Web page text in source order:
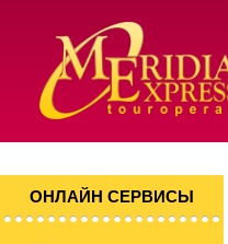
ОНЛАЙН СЕРВИСЫ